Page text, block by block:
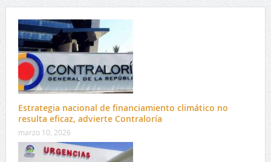
Estrategia nacional de financiamiento climático no
resulta eficaz, advierte Contraloría
marzo 10, 2026